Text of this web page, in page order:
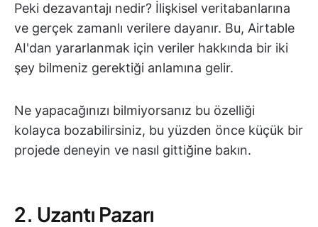
Peki dezavantajı nedir? İlişkisel veritabanlarına
ve gerçek zamanlı verilere dayanır. Bu, Airtable
AI'dan yararlanmak için veriler hakkında bir iki
şey bilmeniz gerektiği anlamına gelir.
Ne yapacağınızı bilmiyorsanız bu özelliği
kolayca bozabilirsiniz, bu yüzden önce küçük bir
projede deneyin ve nasıl gittiğine bakın.
2. Uzantı Pazarı